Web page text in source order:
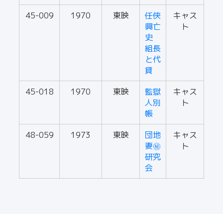
45-009 1970 東映
任侠
興亡
史
組長
と代
貸
キャス
ト
45-018 1970 東映
監獄
人別
帳
キャス
ト
48-059 1973 東映
団地
妻㊙
研究
会
キャス
ト